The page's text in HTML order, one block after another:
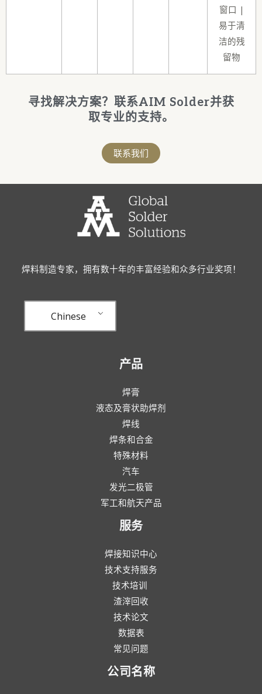
窗口 |
易于清
洁的残
留物
寻找解决方案？联系AIM Solder并获
取专业的支持。
联系我们
焊料制造专家，拥有数十年的丰富经验和众多行业奖项！
Chinese
产品
焊膏
液态及膏状助焊剂
焊线
焊条和合金
特殊材料
汽车
发光二极管
军工和航天产品
服务
焊接知识中心
技术支持服务
技术培训
渣滓回收
技术论文
数据表
常见问题
公司名称